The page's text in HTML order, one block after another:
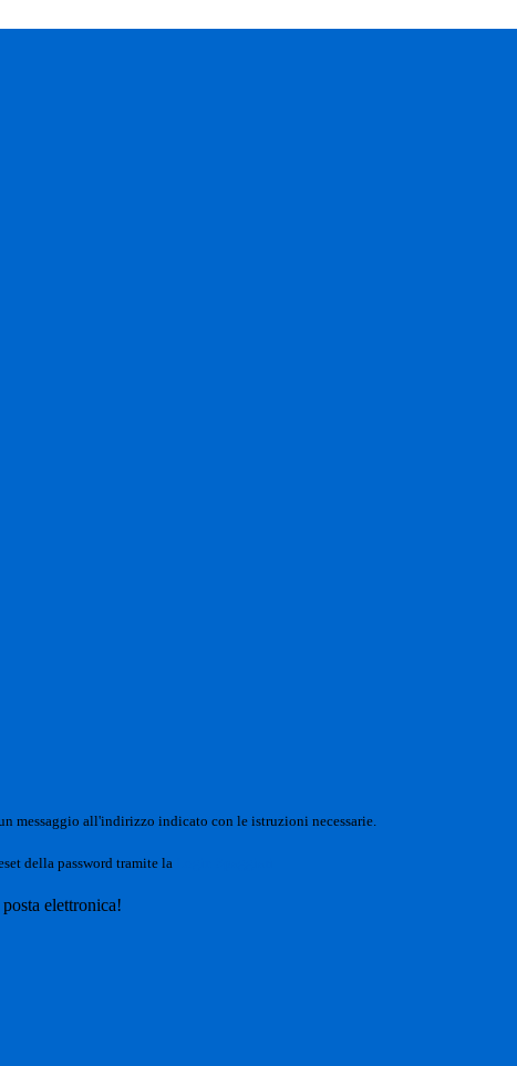
messaggio all'indirizzo indicato con le istruzioni necessarie.
della password tramite la
elettronica!